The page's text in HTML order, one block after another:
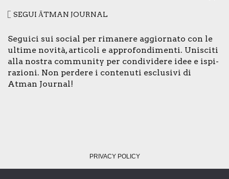
SEGUI ĀTMAN JOUR­NAL
Segui­ci sui social per rima­ne­re aggior­na­to con le
ulti­me novi­tà, arti­co­li e appro­fon­di­men­ti. Uni­sci­ti
alla nostra com­mu­ni­ty per con­di­vi­de­re idee e ispi­
ra­zio­ni. Non per­de­re i con­te­nu­ti esclu­si­vi di
Atman Jour­nal!
PRI­VA­CY POLI­CY